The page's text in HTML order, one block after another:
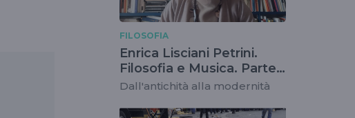
FILOSOFIA
Enrica Lisciani Petrini.
Filosofia e Musica. Parte
I
Dall'antichità alla modernità